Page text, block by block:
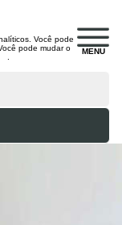
MENU
Você pode
pode mudar o